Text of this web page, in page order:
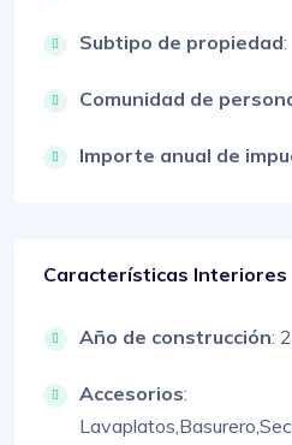
Subtipo de propiedad:
Comunidad de
Importe anual de
Características Interiores
Año de construcción:
Accesorios:
Lavaplatos,Basurero,